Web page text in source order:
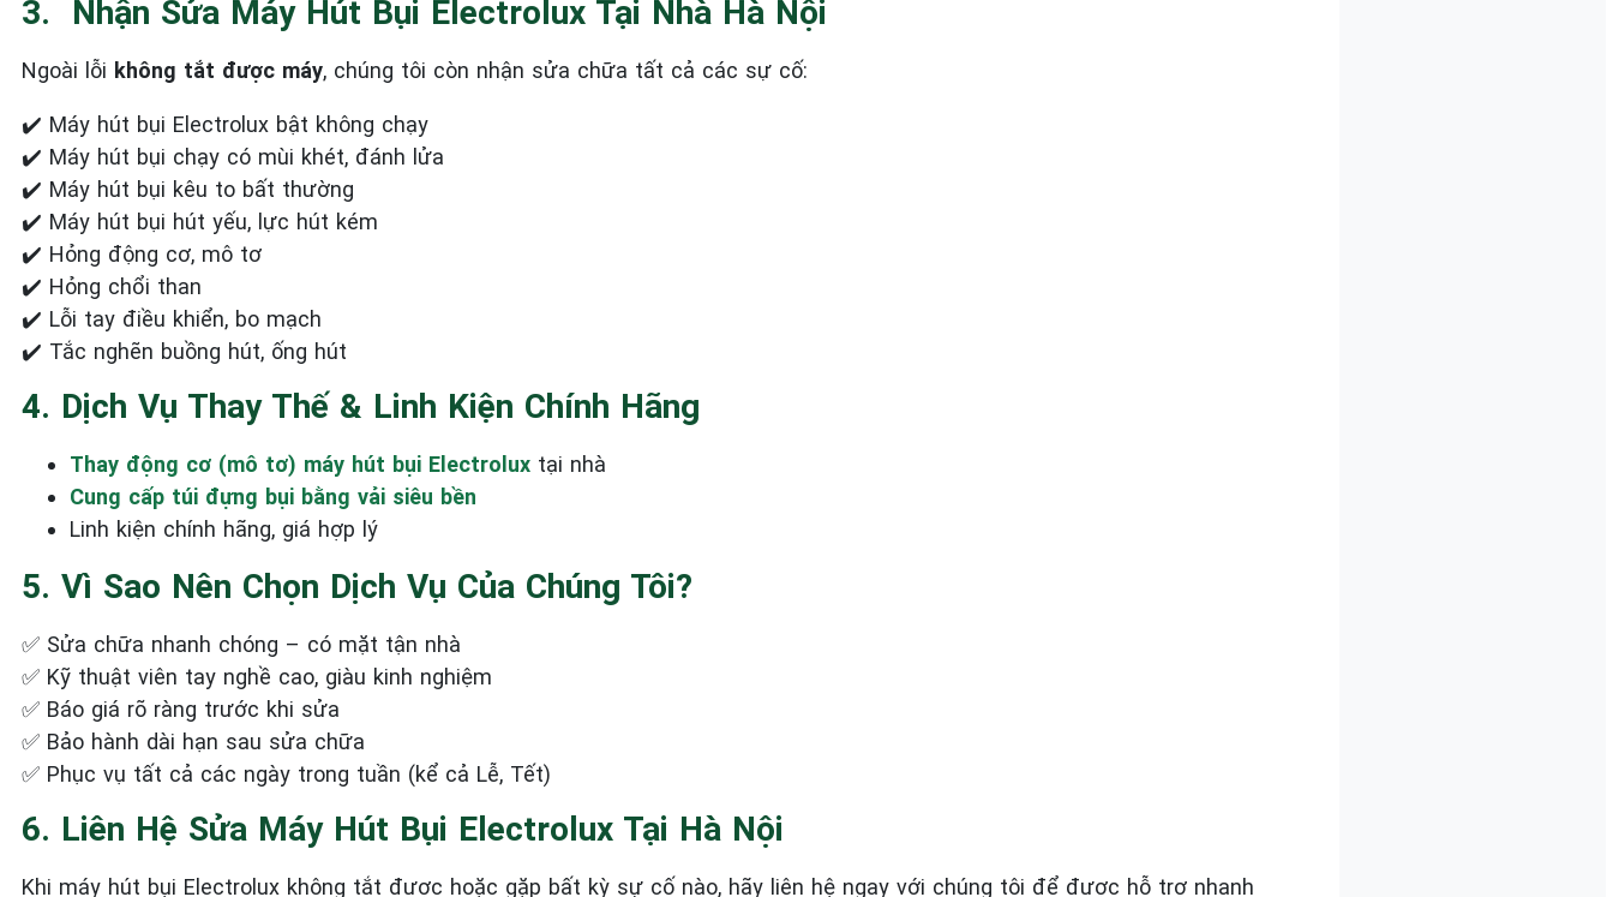
3. ️ Nhận Sửa Máy Hút Bụi Electrolux Tại Nhà Hà Nội
Ngoài lỗi không tắt được máy, chúng tôi còn nhận sửa chữa tất cả các sự cố:
✔️ Máy hút bụi Electrolux bật không chạy
✔️ Máy hút bụi chạy có mùi khét, đánh lửa
✔️ Máy hút bụi kêu to bất thường
✔️ Máy hút bụi hút yếu, lực hút kém
✔️ Hỏng động cơ, mô tơ
✔️ Hỏng chổi than
✔️ Lỗi tay điều khiển, bo mạch
✔️ Tắc nghẽn buồng hút, ống hút
4. Dịch Vụ Thay Thế & Linh Kiện Chính Hãng
Thay động cơ (mô tơ) máy hút bụi Electrolux tại nhà
Cung cấp túi đựng bụi bằng vải siêu bền
Linh kiện chính hãng, giá hợp lý
5. Vì Sao Nên Chọn Dịch Vụ Của Chúng Tôi?
✅ Sửa chữa nhanh chóng – có mặt tận nhà
✅ Kỹ thuật viên tay nghề cao, giàu kinh nghiệm
✅ Báo giá rõ ràng trước khi sửa
✅ Bảo hành dài hạn sau sửa chữa
✅ Phục vụ tất cả các ngày trong tuần (kể cả Lễ, Tết)
6. Liên Hệ Sửa Máy Hút Bụi Electrolux Tại Hà Nội
Khi máy hút bụi Electrolux không tắt được hoặc gặp bất kỳ sự cố nào, hãy liên hệ ngay với chúng tôi để được hỗ trợ nhanh